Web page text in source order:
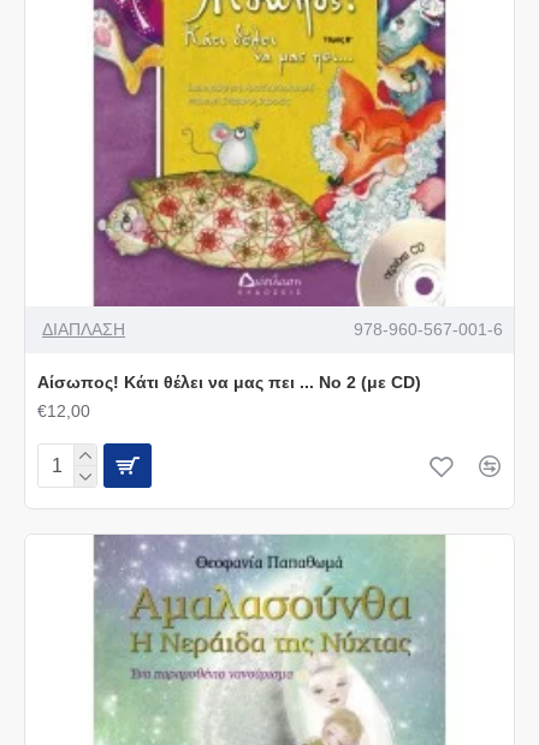
ΔΙΑΠΛΑΣΗ 978-960-567-001-6
Αίσωπος! Κάτι θέλει να μας πει ... Νο 2 (με CD)
€12,00